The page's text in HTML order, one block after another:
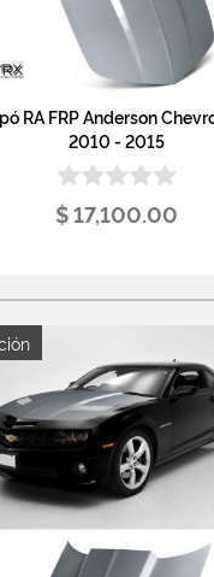
RA FRP Anderson
2010 - 2015
$ 17,100.00